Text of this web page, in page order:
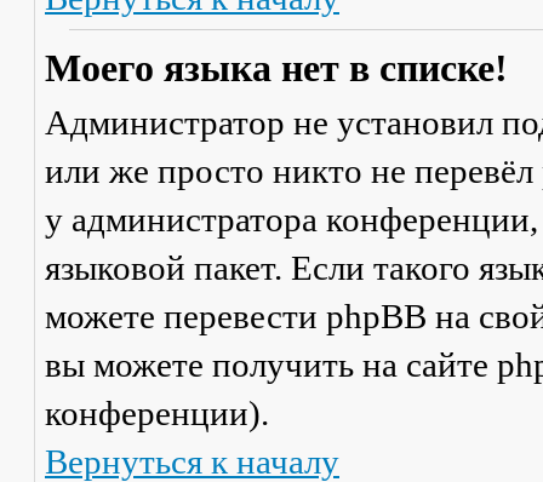
Моего языка нет в списке!
Администратор не установил
или же просто никто не
у администратора
языковой пакет. Если такого
можете перевести phpBB на
вы можете получить на сайте
конференции).
Вернуться к началу